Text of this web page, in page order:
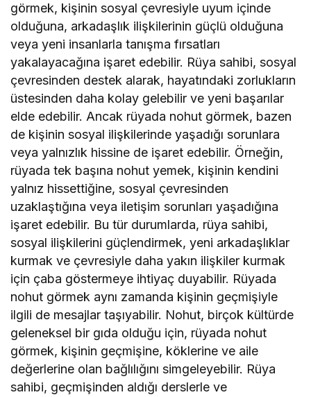
görmek, kişinin sosyal çevresiyle uyum içinde
olduğuna, arkadaşlık ilişkilerinin güçlü olduğuna
veya yeni insanlarla tanışma fırsatları
yakalayacağına işaret edebilir. Rüya sahibi, sosyal
çevresinden destek alarak, hayatındaki zorlukların
üstesinden daha kolay gelebilir ve yeni başarılar
elde edebilir. Ancak rüyada nohut görmek, bazen
de kişinin sosyal ilişkilerinde yaşadığı sorunlara
veya yalnızlık hissine de işaret edebilir. Örneğin,
rüyada tek başına nohut yemek, kişinin kendini
yalnız hissettiğine, sosyal çevresinden
uzaklaştığına veya iletişim sorunları yaşadığına
işaret edebilir. Bu tür durumlarda, rüya sahibi,
sosyal ilişkilerini güçlendirmek, yeni arkadaşlıklar
kurmak ve çevresiyle daha yakın ilişkiler kurmak
için çaba göstermeye ihtiyaç duyabilir. Rüyada
nohut görmek aynı zamanda kişinin geçmişiyle
ilgili de mesajlar taşıyabilir. Nohut, birçok kültürde
geleneksel bir gıda olduğu için, rüyada nohut
görmek, kişinin geçmişine, köklerine ve aile
değerlerine olan bağlılığını simgeleyebilir. Rüya
sahibi, geçmişinden aldığı derslerle ve